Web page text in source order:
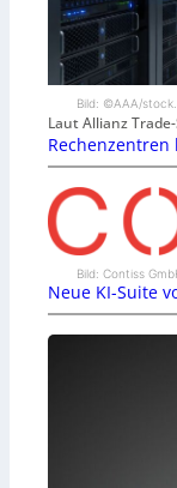
Bild: ©AAA/
Laut Allianz
Bild: Contiss
Neue KI-Suite